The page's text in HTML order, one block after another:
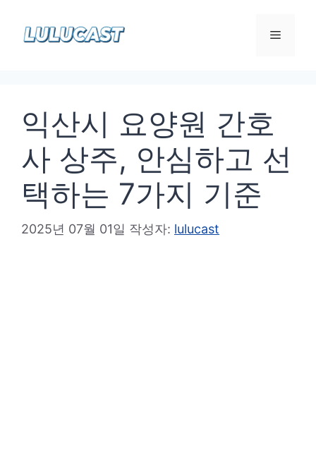
메
익산시 요양원 간호
사 상주, 안심하고 선
택하는 7가지 기준
2025년 07월 01일 작성자: lulucast